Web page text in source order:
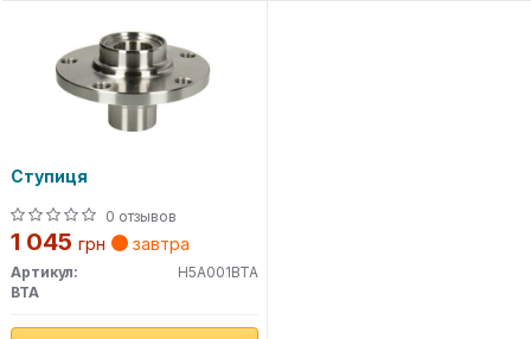
Ступиця
0 отзывов
1 045 грн завтра
Артикул:
H5A001BTA
BTA